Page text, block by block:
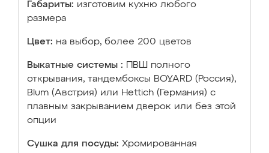
Габариты: изготовим кухню любого
размера
Цвет: на выбор, более 200 цветов
Выкатные системы :
ПВШ полного
открывания, тандембоксы BOYARD (Россия),
Blum (Австрия) или Hettich (Германия) с
плавным закрыванием дверок или без этой
опции
Сушка для посуды: Хромированная